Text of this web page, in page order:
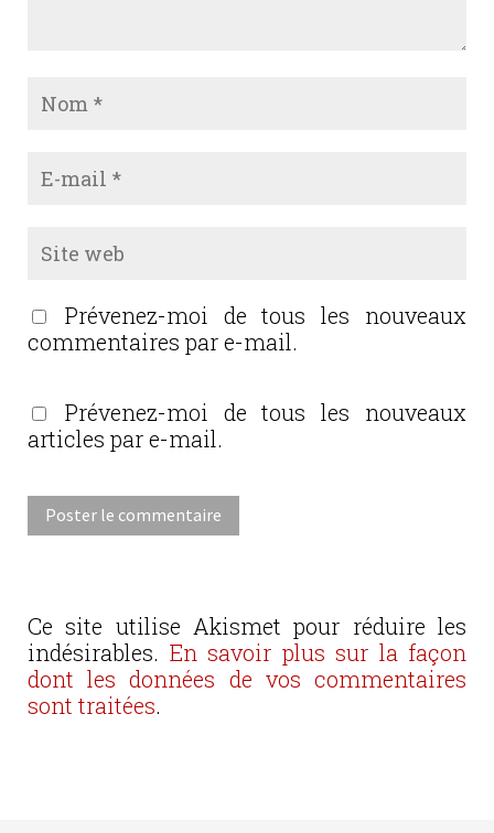
Prévenez-moi de tous les nouveaux
commentaires par e-mail.
Prévenez-moi de tous les nouveaux
articles par e-mail.
Ce site utilise Akismet pour réduire les
indésirables. En savoir plus sur la façon
dont les données de vos commentaires
sont traitées.